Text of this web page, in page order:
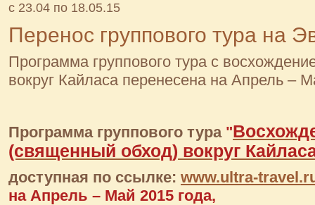
с 23.04 по 18.05.15
Перенос группового тура на
Программа группового тура с
вокруг Кайласа перенесена на Апрель –
Программа группового тура "
(священный обход) вокруг
доступная по ссылке: www.ultra-
на Апрель – Май 2015 года,